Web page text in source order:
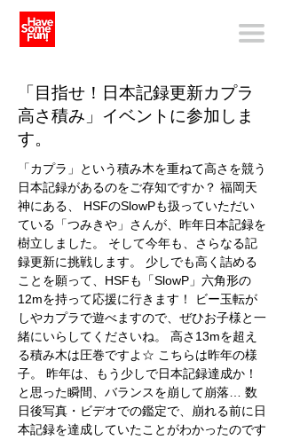
「目指せ！日本記録更新カプラ
高さ積み」イベントに参加しま
す。
「カプラ」という積み木を重ねて高さを競う
日本記録があるのをご存知ですか？ 福岡天
神にある、 HSFのSlowPも扱っていただい
ている「つみきや」さんが、昨年日本記録を
樹立しました。 そして今年も、さらなる記
録更新に挑戦します。 少しでも高く詰める
ことを願って、HSFも「SlowP」六角形の
12mを持って応援に行きます！ ビー玉転が
しやカプラで遊べますので、ぜひお子様と一
緒にいらしてくださいね。 高さ13mを超え
る積み木は圧巻ですよ☆ こちらは昨年の様
子。 昨年は、もう少しで日本記録達成か！
と思った瞬間、バランスを崩して崩落… 数
日後写真・ビデオでの鑑定で、崩れる前に日
本記録を達成していたことがわかったのです